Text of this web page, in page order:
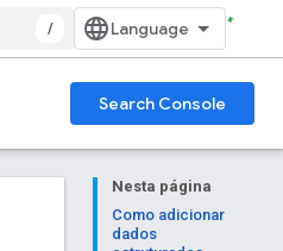
/
Search Console
Nesta página
Como adicionar
dados